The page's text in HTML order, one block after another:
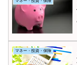
マネー・投資・保険
マネー・投資・保険